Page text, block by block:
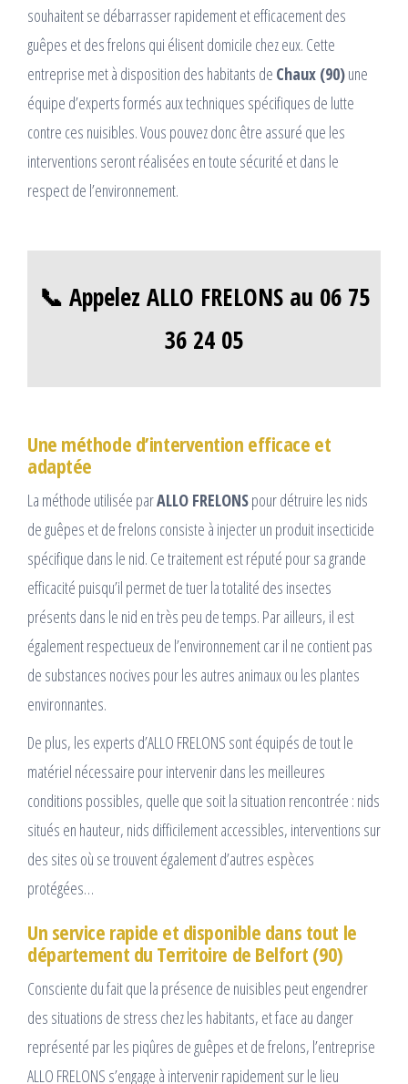
souhaitent se débarrasser rapidement et efficacement des
guêpes et des frelons qui élisent domicile chez eux. Cette
entreprise met à disposition des habitants de Chaux (90)une
équipe d’experts formés aux techniques spécifiques de lutte
contre ces nuisibles. Vous pouvez donc être assuré que les
interventions seront réalisées en toute sécurité et dans le
respect de l’environnement.
📞 Appelez ALLO FRELONS au 06 75
36 24 05
Une méthode d’intervention efficace et
adaptée
La méthode utilisée parALLO FRELONSpour détruire les nids
de guêpes et de frelons consiste à injecter un produit insecticide
spécifique dans le nid. Ce traitement est réputé pour sa grande
efficacité puisqu’il permet de tuer la totalité des insectes
présents dans le nid en très peu de temps. Par ailleurs, il est
également respectueux de l’environnement car il ne contient pas
de substances nocives pour les autres animaux ou les plantes
environnantes.
De plus, les experts d’ALLO FRELONS sont équipés de tout le
matériel nécessaire pour intervenir dans les meilleures
conditions possibles, quelle que soit la situation rencontrée : nids
situés en hauteur, nids difficilement accessibles, interventions sur
des sites où se trouvent également d’autres espèces
protégées…
Un service rapide et disponible dans tout le
département du Territoire de Belfort (90)
Consciente du fait que la présence de nuisibles peut engendrer
des situations de stress chez les habitants, et face au danger
représenté par les piqûres de guêpes et de frelons, l’entreprise
ALLO FRELONS s’engage à intervenir rapidement sur le lieu